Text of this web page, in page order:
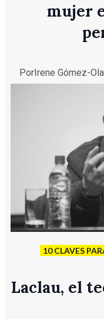
mujer
PorIrene Gómez-
10 CLAVES
Laclau, el